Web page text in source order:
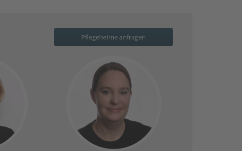
Pflegeheime anfragen